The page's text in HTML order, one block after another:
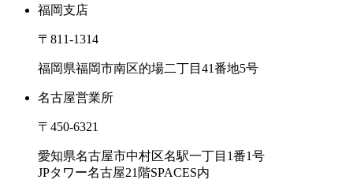
福岡支店
〒811-1314
福岡県福岡市南区的場二丁目41番地5号
名古屋営業所
〒450-6321
愛知県名古屋市中村区名駅一丁目1番1号
JPタワー名古屋21階SPACES内